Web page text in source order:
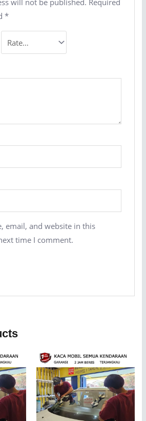
will not be published. Required
*
email, and website in this
time I comment.